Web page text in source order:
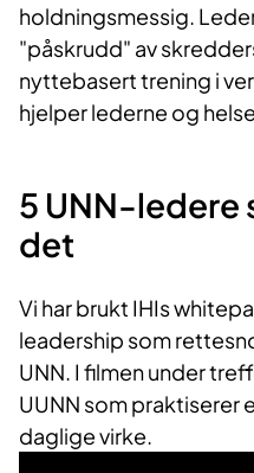
holdningsmessig.
"påskrudd" av
nyttebasert trening i
hjelper lederne og
5 UNN-ledere
det
Vi har brukt IHIs
leadership som
UNN. I filmen under
UUNN som praktiserer
daglige virke.